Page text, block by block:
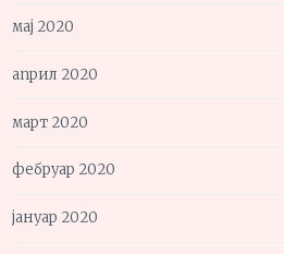
мај 2020
април 2020
март 2020
фебруар 2020
јануар 2020